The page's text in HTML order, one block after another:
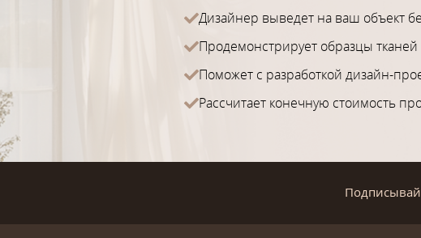
Дизайнер выведет на ваш объект
Продемонстрирует образцы тканей
Поможет с разработкой дизайн-
Рассчитает конечную стоимость